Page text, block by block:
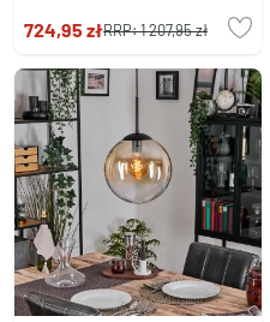
724,95 złRRP:1 207,95 zł